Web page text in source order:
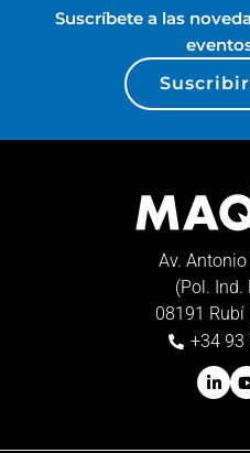
Suscríbete a las
Av.
(Pol. Ind.
08191 Rubí
+34 93